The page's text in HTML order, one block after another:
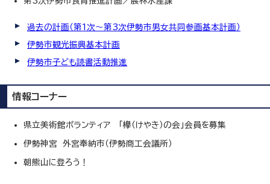
過去の計画（第1次～第3次伊勢市男女共同参画基本計画）
伊勢市観光振興基本計画
伊勢市子ども読書活動推進
情報コーナー
県立美術館ボランティア 「欅（けやき）の会」会員を募集
伊勢神宮 外宮奉納市（伊勢商工会議所）
朝熊山に登ろう！